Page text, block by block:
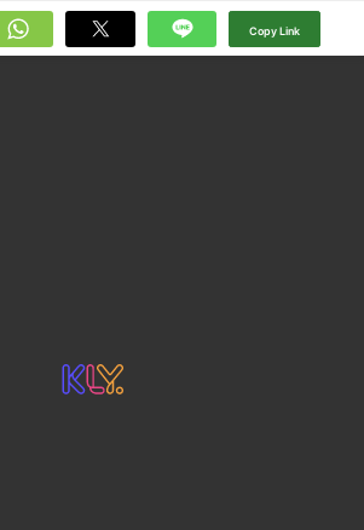
Copy Link